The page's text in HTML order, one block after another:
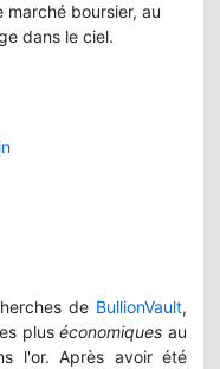
marché boursier, au
dans le ciel.
de BullionVault,
pluséconomiquesau
l'or. Après avoir été